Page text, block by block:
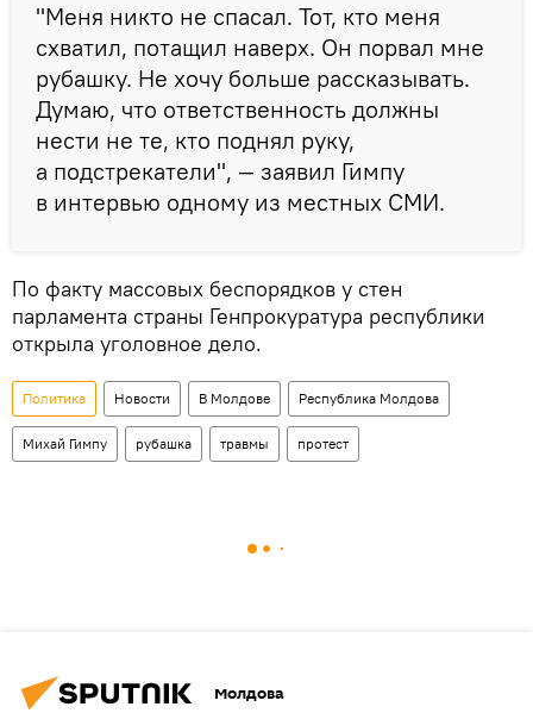
"Меня никто не спасал. Тот, кто меня
схватил, потащил наверх. Он порвал мне
рубашку. Не хочу больше рассказывать.
Думаю, что ответственность должны
нести не те, кто поднял руку,
а подстрекатели", — заявил Гимпу
в интервью одному из местных СМИ.
По факту массовых беспорядков у стен
парламента страны Генпрокуратура республики
открыла уголовное дело.
Политика Новости В Молдове Республика Молдова
Михай Гимпу рубашка травмы протест
Молдова